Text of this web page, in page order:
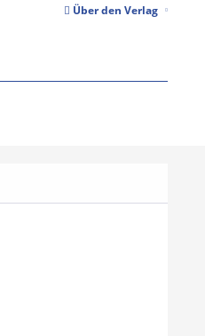
Über den Verlag